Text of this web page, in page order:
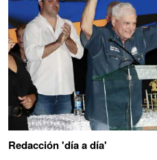
Redacción 'día a día'